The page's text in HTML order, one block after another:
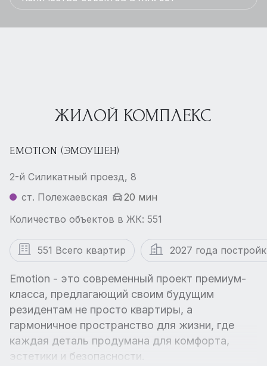
ЖИЛОЙ КОМПЛЕКС
EMOTION (ЭМОУШЕН)
2-й Силикатный проезд, 8
ст. Полежаевская
20 мин
Количество объектов в ЖК: 551
551 Всего квартир 2027 года
Emotion - это современный проект премиум-
класса, предлагающий своим будущим
резидентам не просто квартиры, а
гармоничное пространство для жизни, где
каждая деталь продумана для комфорта,
эстетики и безопасности.